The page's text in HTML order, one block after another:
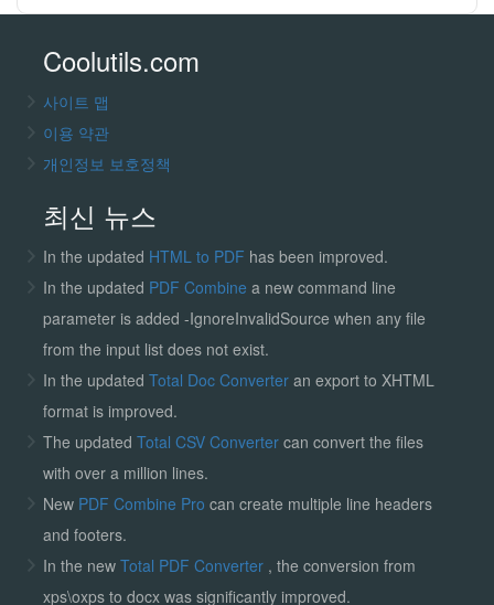
Coolutils.com
사이트 맵
이용 약관
개인정보 보호정책
최신 뉴스
In the updated HTML to PDF has been improved.
In the updated PDF Combine a new command line
parameter is added -IgnoreInvalidSource when any file
from the input list does not exist.
In the updated Total Doc Converter an export to XHTML
format is improved.
The updated Total CSV Convertercan convert the files
with over a million lines.
New PDF Combine Pro can create multiple line headers
and footers.
In the new Total PDF Converter , the conversion from
xps\oxps to docx was significantly improved.